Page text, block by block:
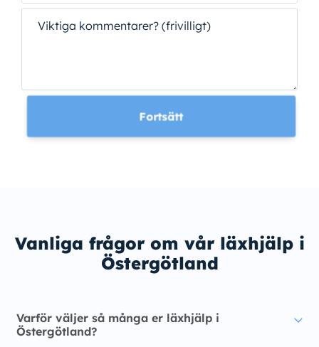
Viktiga kommentarer? (frivilligt)
Fortsätt
Vanliga frågor om vår läxhjälp i
Östergötland
Varför väljer så många er läxhjälp i
Östergötland?